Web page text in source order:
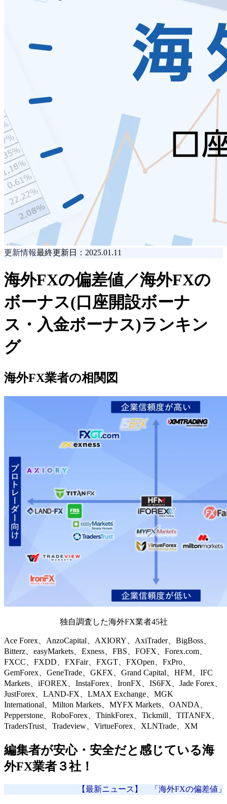
更新情報最終更新日：2025.01.11
海外FXの偏差値／海外FXの
ボーナス(口座開設ボーナ
ス・入金ボーナス)ランキン
グ
海外FX業者の相関図
独自調査した海外FX業者45社
Ace Forex、AnzoCapital、AXIORY、AxiTrader、BigBoss、
Bitterz、easyMarkets、Exness、FBS、FOFX、Forex.com、
FXCC、FXDD、FXFair、FXGT、FXOpen、FxPro、
GemForex、GeneTrade、GKFX、Grand Capital、HFM、IFC
Markets、iFOREX、InstaForex、IronFX、IS6FX、Jade Forex、
JustForex、LAND-FX、LMAX Exchange、MGK
International、Milton Markets、MYFX Markets、OANDA、
Pepperstone、RoboForex、ThinkForex、Tickmill、TITANFX、
TradersTrust、Tradeview、VirtueForex、XLNTrade、XM
編集者が安心・安全だと感じている海
外FX業者３社！
【最新ニュース】 「海外FXの偏差値」編集者が